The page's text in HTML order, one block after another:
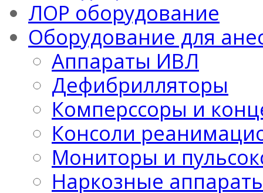
ЛОР оборудование
Оборудование для
Аппараты ИВЛ
Дефибрилляторы
Комперссоры и
Консоли
Мониторы и
Наркозные